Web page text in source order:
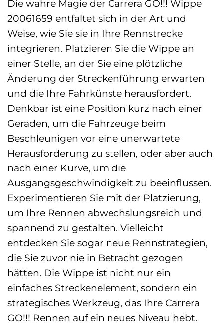
Die wahre Magie der Carrera GO!!! Wippe
20061659 entfaltet sich in der Art und
Weise, wie Sie sie in Ihre Rennstrecke
integrieren. Platzieren Sie die Wippe an
einer Stelle, an der Sie eine plötzliche
Änderung der Streckenführung erwarten
und die Ihre Fahrkünste herausfordert.
Denkbar ist eine Position kurz nach einer
Geraden, um die Fahrzeuge beim
Beschleunigen vor eine unerwartete
Herausforderung zu stellen, oder aber auch
nach einer Kurve, um die
Ausgangsgeschwindigkeit zu beeinflussen.
Experimentieren Sie mit der Platzierung,
um Ihre Rennen abwechslungsreich und
spannend zu gestalten. Vielleicht
entdecken Sie sogar neue Rennstrategien,
die Sie zuvor nie in Betracht gezogen
hätten. Die Wippe ist nicht nur ein
einfaches Streckenelement, sondern ein
strategisches Werkzeug, das Ihre Carrera
GO!!! Rennen auf ein neues Niveau hebt.